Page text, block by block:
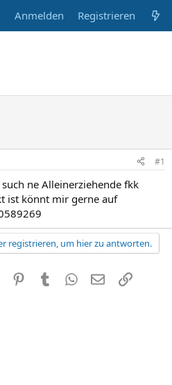
Anmelden Registrieren
#1
ne Alleinerziehende fkk
ist könnt mir gerne auf
registrieren, um hier zu antworten.
PinterestTumblr WhatsApp
E-MailLink